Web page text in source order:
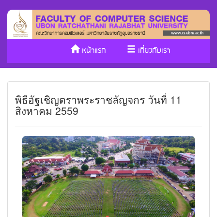
หน้าแรก
เกี่ยวกับเรา
ประกันคุณภาพ
วารสาร Cs
พิธีอัฐเชิญตราพระราชลัญจกร วันที่ 11
สิงหาคม 2559